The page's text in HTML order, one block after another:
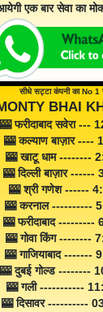
एक बार सेवा का
सीधे सट्टा कंपनी का No 1
BHAI
🎰 फरीदाबाद सवेरा ---
🎰 कल्याण बाज़ार ----
🎰 खाटू धाम --------
🎰 दिल्ली बाज़ार ------
🎰 श्री गणेश ------
🎰 करनाल ----------
🎰 फरीदाबाद ---------
🎰 गोवा किंग --------
🎰 गाजियाबाद -------
🎰 दुबई गोल्ड --------
🎰 गली -----------
🎰 दिसावर ----------